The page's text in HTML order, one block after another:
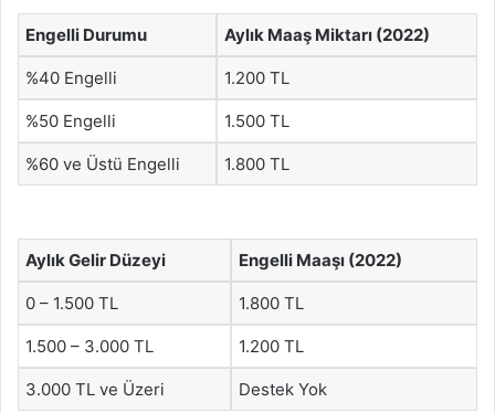
Engelli Durumu Aylık Maaş Miktarı (2022)
%40 Engelli 1.200 TL
%50 Engelli 1.500 TL
%60 ve Üstü Engelli 1.800 TL
Aylık Gelir Düzeyi Engelli Maaşı (2022)
0 – 1.500 TL 1.800 TL
1.500 – 3.000 TL 1.200 TL
3.000 TL ve Üzeri Destek Yok